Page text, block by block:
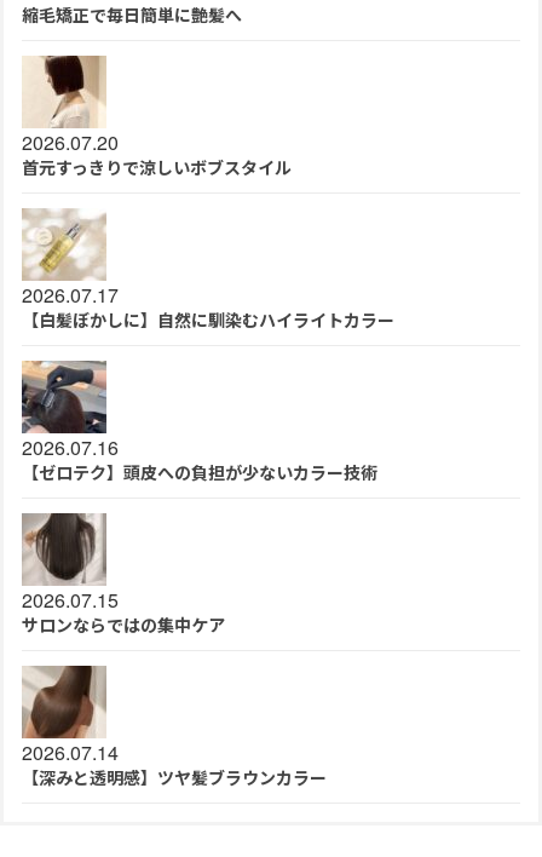
縮毛矯正で毎日簡単に艶髪へ
2026.07.20
首元すっきりで涼しいボブスタイル
2026.07.17
【白髪ぼかしに】自然に馴染むハイライトカラー
2026.07.16
【ゼロテク】頭皮への負担が少ないカラー技術
2026.07.15
サロンならではの集中ケア
2026.07.14
【深みと透明感】ツヤ髪ブラウンカラー